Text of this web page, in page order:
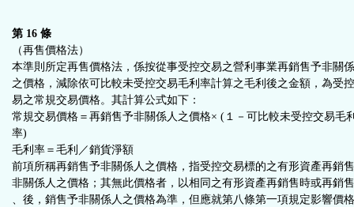
第 16 條
（再售價格法）
本準則所定再售價格法，係按從事受控交易之營利事業再銷售予非關
之價格，減除依可比較未受控交易毛利率計算之毛利後之金額，為受
易之常規交易價格。其計算公式如下：
常規交易價格＝再銷售予非關係人之價格× (１－可比較未受控交易毛
率)
毛利率＝毛利／銷貨淨額
前項所稱再銷售予非關係人之價格，指受控交易標的之有形資產再銷
非關係人之價格；其無此價格者，以相同之有形資產再銷售時或再銷
、後，銷售予非關係人之價格為準，但應就第八條第一項規定影響價